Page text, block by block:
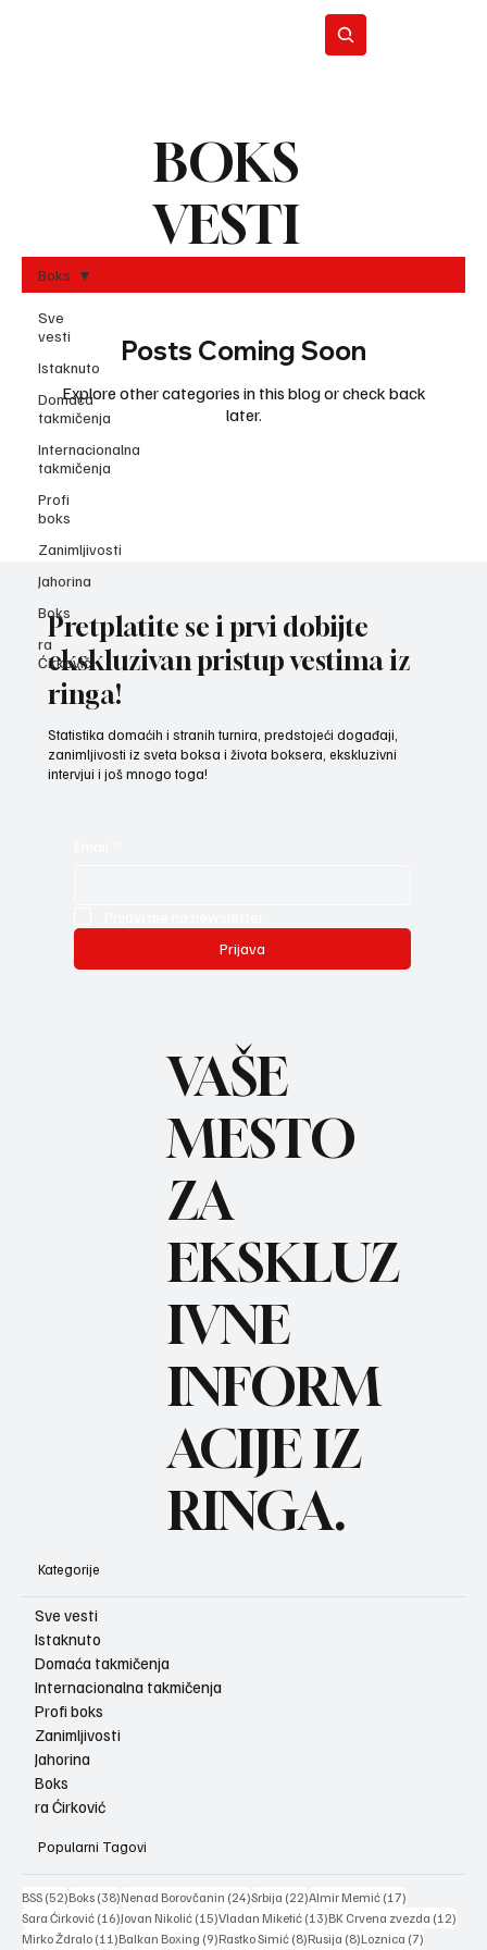
BOKS
VESTI
Sve
vesti
Istaknuto
Domaća
takmičenja
Internacionalna
takmičenja
Profi
boks
Zanimljivosti
Jahorina
Boks
ra
Ćirković
Boks
Posts Coming Soon
Explore other categories in this blog or check back
later.
Pretplatite se i prvi dobijte
ekskluzivan pristup vestima iz
ringa!
Statistika domaćih i stranih turnira, predstojeći događaji,
zanimljivosti iz sveta boksa i života boksera, ekskluzivni
intervjui i još mnogo toga!
Prijava
REC
VAŠE
MESTO
ZA
EKSKLUZ
IVNE
INFORM
ACIJE IZ
RINGA.
Kategorije
Sve vesti
Istaknuto
Domaća takmičenja
Internacionalna takmičenja
Profi boks
Zanimljivosti
Jahorina
Boks
ra Ćirković
Popularni Tagovi
BSS (52)52 posts
Boks (38)38 posts
Nenad Borovčanin (24)24 posts
Srbija (22)22 posts
Almir Memić (17)
Sara Ćirković (16)16 posts
Jovan Nikolić (15)15 posts
Vladan Miketić (13)13 posts
BK Crvena zvezda (12)
Mirko Ždralo (11)11 posts
Balkan Boxing (9)9 posts
Rastko Simić (8)8 posts
Rusija (8)8 posts
Loznica (7)